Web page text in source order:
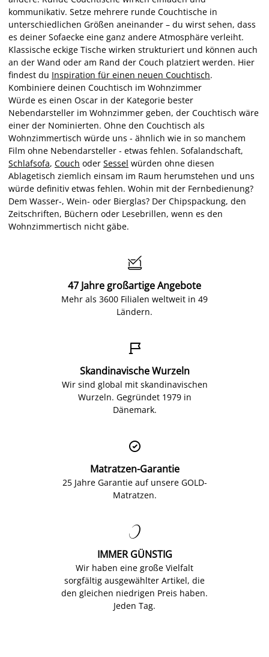
kommunikativ. Setze mehrere runde Couchtische in
unterschiedlichen Größen aneinander – du wirst sehen, dass
es deiner Sofaecke eine ganz andere Atmosphäre verleiht.
Klassische eckige Tische wirken strukturiert und können auch
an der Wand oder am Rand der Couch platziert werden. Hier
findest du Inspiration für einen neuen Couchtisch.
Kombiniere deinen Couchtisch im Wohnzimmer
Würde es einen Oscar in der Kategorie bester
Nebendarsteller im Wohnzimmer geben, der Couchtisch wäre
einer der Nominierten. Ohne den Couchtisch als
Wohnzimmertisch würde uns - ähnlich wie in so manchem
Film ohne Nebendarsteller - etwas fehlen. Sofalandschaft,
Schlafsofa, Couch oder Sessel würden ohne diesen
Ablagetisch ziemlich einsam im Raum herumstehen und uns
würde definitiv etwas fehlen. Wohin mit der Fernbedienung?
Dem Wasser-, Wein- oder Bierglas? Der Chipspackung, den
Zeitschriften, Büchern oder Lesebrillen, wenn es den
Wohnzimmertisch nicht gäbe.

47 Jahre großartige Angebote
Mehr als 3600 Filialen weltweit in 49
Ländern.

Skandinavische Wurzeln
Wir sind global mit skandinavischen
Wurzeln. Gegründet 1979 in
Dänemark.

Matratzen-Garantie
25 Jahre Garantie auf unsere GOLD-
Matratzen.

IMMER GÜNSTIG
Wir haben eine große Vielfalt
sorgfältig ausgewählter Artikel, die
den gleichen niedrigen Preis haben.
Jeden Tag.